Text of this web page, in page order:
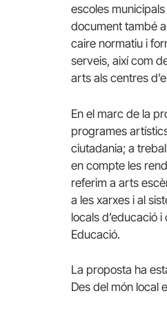
escoles
document també
caire normatiu i
serveis, així com
arts als centres
En el marc de la
programes
ciutadania; a
en compte les
referim a arts
a les xarxes i al
locals d’educació
Educació.
La proposta ha
Des del món local